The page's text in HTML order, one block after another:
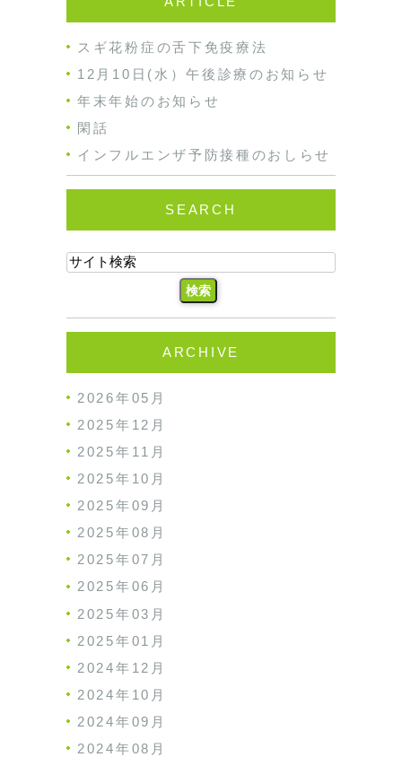
スギ花粉症の舌下免疫療法
12月10日(水）午後診療のお知らせ
年末年始のお知らせ
閑話
インフルエンザ予防接種のおしらせ
SEARCH
ARCHIVE
2026年05月
2025年12月
2025年11月
2025年10月
2025年09月
2025年08月
2025年07月
2025年06月
2025年03月
2025年01月
2024年12月
2024年10月
2024年09月
2024年08月